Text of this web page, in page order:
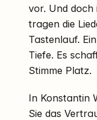
vor. Und doch
tragen die
Tastenlauf.
Tiefe. Es
Stimme Platz.
In Konstantin
Sie das